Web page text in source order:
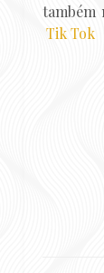
também
Tik Tok